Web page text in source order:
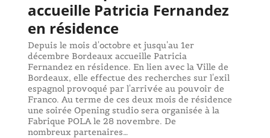
accueille Patricia Fernandez
en résidence
Depuis le mois d'octobre et jusqu'au 1er
décembre Bordeaux accueille Patricia
Fernandez en résidence. En lien avec la Ville de
Bordeaux, elle effectue des recherches sur l'exil
espagnol provoqué par l'arrivée au pouvoir de
Franco. Au terme de ces deux mois de résidence
une soirée Opening studio sera organisée à la
Fabrique POLA le 28 novembre. De
nombreux partenaires…